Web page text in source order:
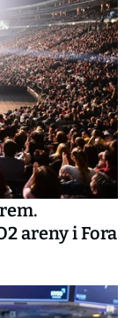
areny i Fora